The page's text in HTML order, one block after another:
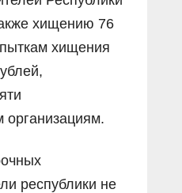
хищению 76
хищения
республики не